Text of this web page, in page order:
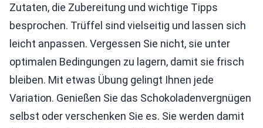
Zutaten, die Zubereitung und wichtige Tipps
besprochen. Trüffel sind vielseitig und lassen sich
leicht anpassen. Vergessen Sie nicht, sie unter
optimalen Bedingungen zu lagern, damit sie frisch
bleiben. Mit etwas Übung gelingt Ihnen jede
Variation. Genießen Sie das Schokoladenvergnügen
selbst oder verschenken Sie es. Sie werden damit